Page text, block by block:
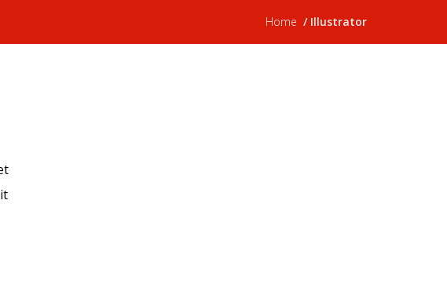
Home Illustrator